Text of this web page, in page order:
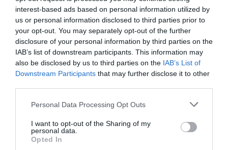
interest-based ads based on personal information utilized by
us or personal information disclosed to third parties prior to
your opt-out. You may separately opt-out of the further
disclosure of your personal information by third parties on the
IAB’s list of downstream participants. This information may
also be disclosed by us to third parties on the IAB’s List of
Downstream Participants that may further disclose it to other
Please note that this website/app uses one or more Google
not limited to your visit or usage behaviour. You may click to
grant or deny consent to Google and its third-party tags to
use your data for below specified purposes in below Google
Personal Data Processing Opt Outs
I want to opt-out of the Sharing of my
personal data.
Opted In